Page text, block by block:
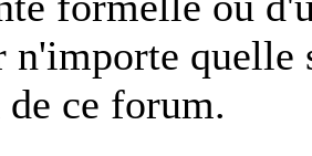
n'importe
ce forum.